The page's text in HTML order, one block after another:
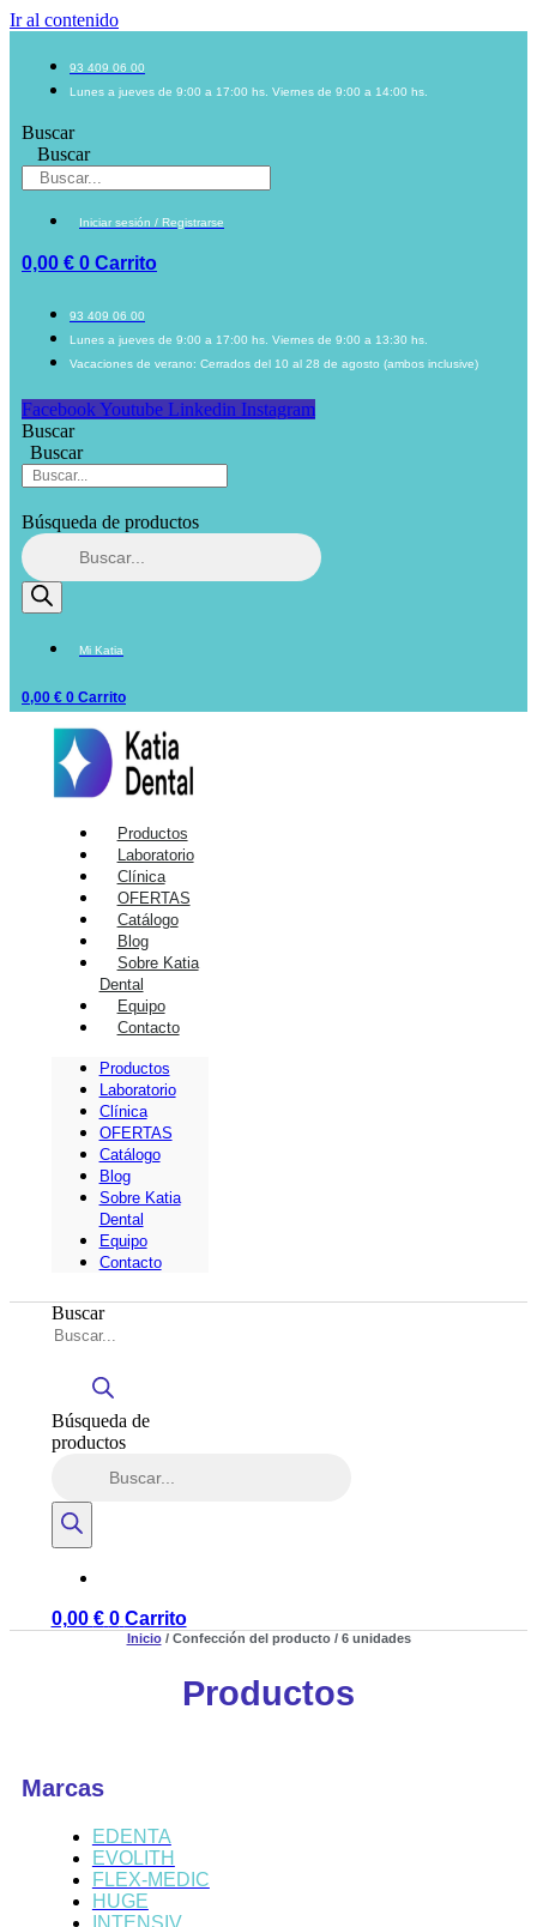
Ir al contenido
93 409 06 00
Lunes a jueves de 9:00 a 17:00 hs. Viernes de 9:00 a 14:00 hs.
Buscar
Buscar
Iniciar sesión / Registrarse
0,00 € 0 Carrito
93 409 06 00
Lunes a jueves de 9:00 a 17:00 hs. Viernes de 9:00 a 13:30 hs.
Vacaciones de verano: Cerrados del 10 al 28 de agosto (ambos inclusive)
Facebook Youtube Linkedin Instagram
Buscar
Buscar
Búsqueda de productos
Mi Katia
0,00 € 0 Carrito
Productos
Laboratorio
Clínica
OFERTAS
Catálogo
Blog
Sobre Katia
Dental
Equipo
Contacto
Productos
Laboratorio
Clínica
OFERTAS
Catálogo
Blog
Sobre Katia
Dental
Equipo
Contacto
Buscar
Búsqueda de
productos
0,00 € 0 Carrito
Inicio/ Confección del producto / 6 unidades
Productos
Marcas
EDENTA
EVOLITH
FLEX-MEDIC
HUGE
INTENSIV